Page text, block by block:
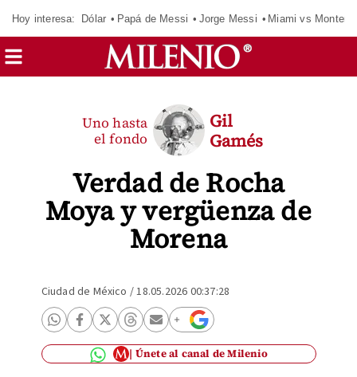
Hoy interesa: Dólar Papá de Messi Jorge Messi Miami vs
Verdad de Rocha
Moya y vergüenza de
Morena
Uno hasta
el fondo
Gil
Gamés
Ciudad de México /18.05.2026 00:37:28
Únete al canal de Milenio